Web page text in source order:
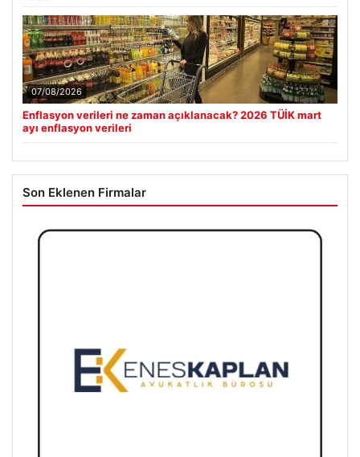
07/08/2026
Enflasyon verileri ne zaman açıklanacak? 2026 TÜİK mart
ayı enflasyon verileri
Son Eklenen Firmalar